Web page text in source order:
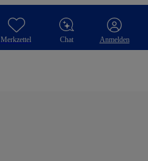
Merkzettel Chat Anmelden